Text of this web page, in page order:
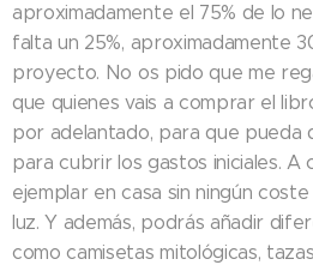
aproximadamente el 75% de lo
falta un 25%, aproximadamente
proyecto. No os pido que me
que quienes vais a comprar el
por adelantado, para que pueda
para cubrir los gastos iniciales. A
ejemplar en casa sin ningún
luz. Y además, podrás añadir
como camisetas mitológicas,